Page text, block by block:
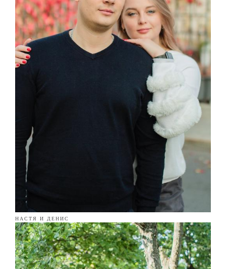
НАСТЯ И ДЕНИС